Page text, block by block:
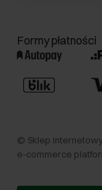
Formy płatności
© Sklep
e-commerce